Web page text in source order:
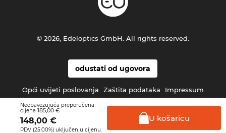
Neobavezujuća preporučena
cijena 185,00 €
148,00 €
PDV (25.00%) uključen u cijenu.
U košaricu
odustati od ugovora
Opći uvijeti poslovanja Zaštita podataka Impressum
© 2026, Edeloptics GmbH. All rights reserved.